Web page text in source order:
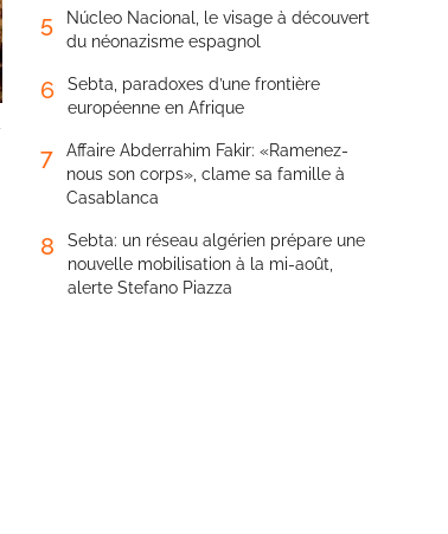
5
Núcleo Nacional, le visage à découvert
du néonazisme espagnol
6
Sebta, paradoxes d’une frontière
européenne en Afrique
7
Affaire Abderrahim Fakir: «Ramenez-
nous son corps», clame sa famille à
Casablanca
8
Sebta: un réseau algérien prépare une
nouvelle mobilisation à la mi-août,
alerte Stefano Piazza